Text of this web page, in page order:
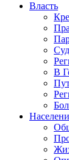
Власть
Суд
В